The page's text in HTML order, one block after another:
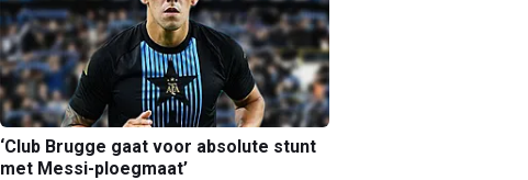
‘Club Brugge gaat voor absolute stunt
met Messi-ploegmaat’